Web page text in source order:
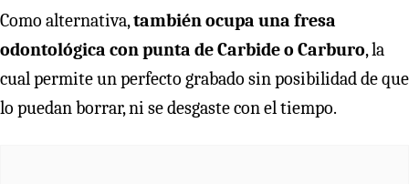
Como alternativa,también ocupa una fresa
odontológica con punta de Carbide o Carburo, la
cual permite un perfecto grabado sin posibilidad de que
lo puedan borrar, ni se desgaste con el tiempo.